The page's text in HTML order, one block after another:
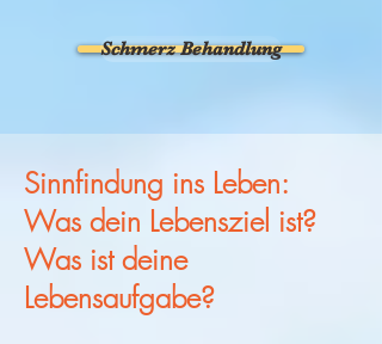
Schmerz Behandlung
Sinnfindung ins Leben:
Was dein Lebensziel ist?
Was ist deine
Lebensaufgabe?